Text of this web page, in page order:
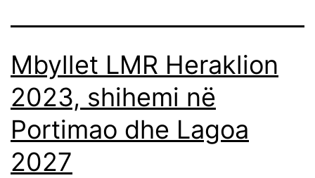
Mbyllet LMR Heraklion
2023, shihemi në
Portimao dhe Lagoa
2027